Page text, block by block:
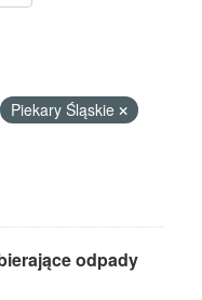
Piekary Śląskie
odpady